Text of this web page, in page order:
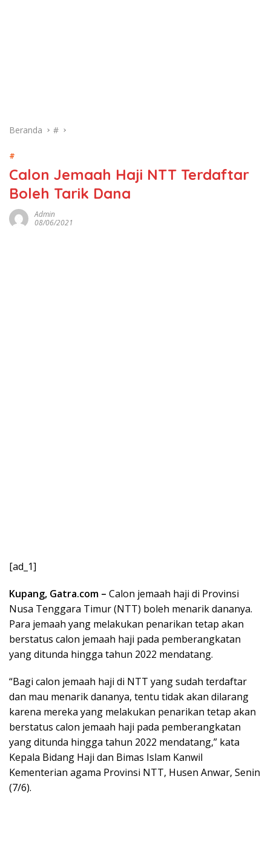
Beranda #
#
Calon Jemaah Haji NTT Terdaftar
Boleh Tarik Dana
Admin
08/06/2021
[ad_1]
Kupang, Gatra.com – Calon jemaah haji di Provinsi
Nusa Tenggara Timur (NTT) boleh menarik dananya.
Para jemaah yang melakukan penarikan tetap akan
berstatus calon jemaah haji pada pemberangkatan
yang ditunda hingga tahun 2022 mendatang.
“Bagi calon jemaah haji di NTT yang sudah terdaftar
dan mau menarik dananya, tentu tidak akan dilarang
karena mereka yang melakukan penarikan tetap akan
berstatus calon jemaah haji pada pemberangkatan
yang ditunda hingga tahun 2022 mendatang,” kata
Kepala Bidang Haji dan Bimas Islam Kanwil
Kementerian agama Provinsi NTT, Husen Anwar, Senin
(7/6).